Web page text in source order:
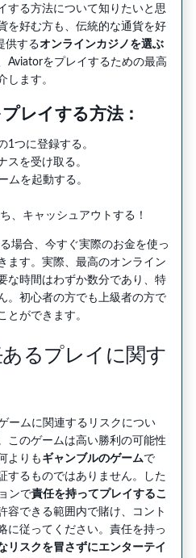
する方法について知りたいと思
を好む方も、伝統的な通貨を好
供するオンラインカジノを選ぶ
Aviatorをプレイするための最高
します。
レイする方法：
1つに登録する。
スを受け取る。
ムを起動する。
、キャッシュアウトする！
場合、今すぐ実際のお金を使っ
ます。実際、最高のオンライン
な時間はわずか数分であり、特
。初心者の方でも上級者の方で
とができます。
るプレイに関す
ームに関連するリスクについ
このゲームは高い勝利の可能性
よりも ギャンブルのゲームで
するものではありません。した
ンで責任を持ってプレイするこ
容できる範囲内で賭け、コント
に従ってください。責任を持っ
リスクを冒さずにエンターテイ